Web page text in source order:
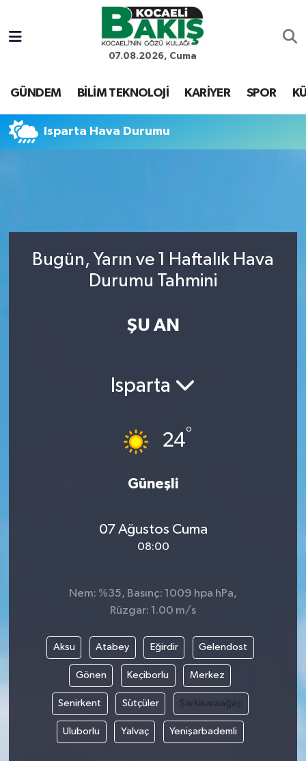
07.08.2026, Cuma
GÜNDEM BİLİM TEKNOLOJİ KARİYER SPOR
Isparta Hava Durumu
Bugün, Yarın ve 1 Haftalık Hava
Durumu Tahmini
ŞU AN
Isparta
24°
Güneşli
07 Ağustos Cuma
08:00
Nem: %35, Basınç: 1009 hpa hPa,
Rüzgar: 1.00 m/s
Aksu Atabey Eğirdir Gelendost
Gönen Keçiborlu Merkez
Senirkent Sütçüler Şarkikaraağaç
Uluborlu Yalvaç Yenişarbademli
Kocaeli Nöbetçi Eczaneler
Kocaeli Hava Durumu
Haber Arşivi